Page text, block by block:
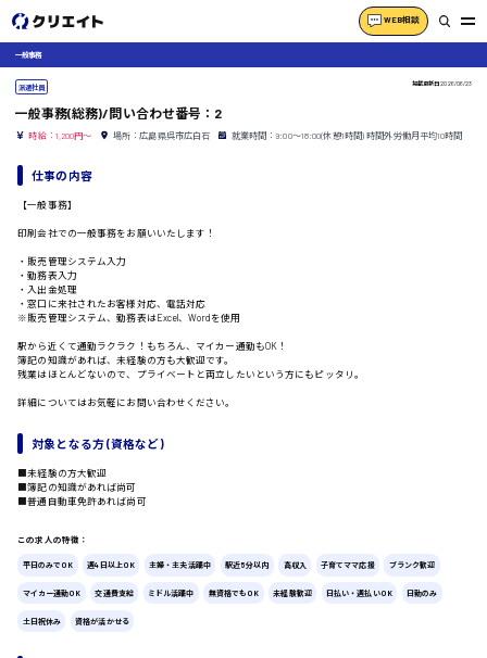
WEB相談
組立、加工
製造オペレーター
軽作業
広島市中区
時給1200円～
一般事務
派遣社員 掲載更新日2026/06/23
一般事務(総務)/問い合わせ番号：2
時給：1,200円～ 場所：広島県呉市広白石 就業時間：9:00〜18:00(休憩1時間) 時間外労働月平均10時間
仕事の内容
【一般事務】
印刷会社での一般事務をお願いいたします！
・販売管理システム入力
・勤務表入力
・入出金処理
・窓口に来社されたお客様対応、電話対応
※販売管理システム、勤務表はExcel、Wordを使用
駅から近くて通勤ラクラク！もちろん、マイカー通勤もOK！
簿記の知識があれば、未経験の方も大歓迎です。
残業はほとんどないので、プライベートと両立したいという方にもピッタリ。
詳細についてはお気軽にお問い合わせください。
対象となる方 (資格など)
■未経験の方大歓迎
■簿記の知識があれば尚可
■普通自動車免許あれば尚可
この求人の特徴：
平日のみでOK 週4日以上OK 主婦・主夫活躍中 駅近5分以内 高収入 子育てママ応援 ブランク歓迎
マイカー通勤OK 交通費支給 ミドル活躍中 無資格でもOK 未経験歓迎 日払い・週払いOK 日勤のみ
土日祝休み 資格が活かせる